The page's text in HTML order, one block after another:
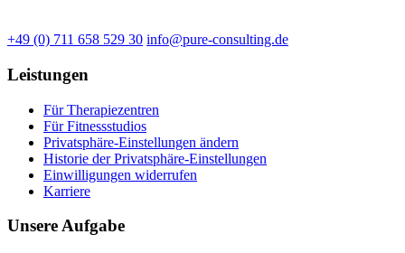
+49 (0) 711 658 529 30 info@pure-consulting.de
Leistungen
Für Therapiezentren
Für Fitnessstudios
Privatsphäre-Einstellungen ändern
Historie der Privatsphäre-Einstellungen
Einwilligungen widerrufen
Karriere
Unsere Aufgabe